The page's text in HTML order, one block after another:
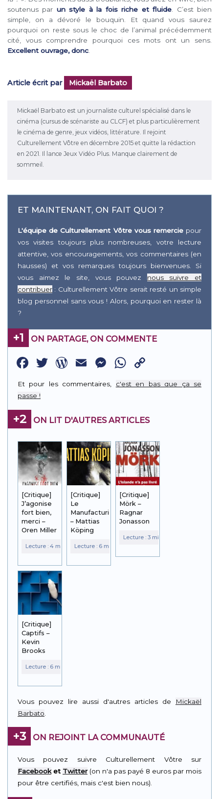
soutenus par un style à la fois riche et fluide . C’est bien
simple, on a dévoré le bouquin. Et quand vous saurez
pourquoi on reste sous le choc de l’animal précédemment
cité, vous comprendre pourquoi ces mots ont un sens.
Excellent ouvrage, donc
Article écrit par Mickaël Barbato
Mickaël Barbato est un journaliste culturel spécialisé dans le
cinéma (cursus de scénariste au CLCF) et plus particulièrement
le cinéma de genre, jeux vidéos, littérature. Il rejoint
Culturellement Vôtre en décembre 2015 et quitte la rédaction
en 2021. Il lance Jeux Vidéo Plus. Manque clairement de
sommeil.
ET MAINTENANT, ON FAIT QUOI ?
L'équipe de Culturellement Vôtre vous remerciepour
vos visites toujours plus nombreuses, votre lecture
attentive, vos encouragements, vos commentaires (en
hausses) et vos remarques toujours bienvenues. Si
vous aimez le site, vous pouvez nous suivre et
contribuer : Culturellement Vôtre serait resté un simple
blog personnel sans vous ! Alors, pourquoi en rester là
?
+1 ON PARTAGE, ON COMMENTE
Facebook
Twitter
WordPress
EmailMessenger
WhatsApp
Link
Et pour les commentaires, c'est en bas que ça se
passe !
+2 ON LIT D'AUTRES ARTICLES
[Critique]
J’agonise
fort bien,
merci –
Oren Miller
[Critique]
Le
Manufacturier
– Mattias
Köping
[Critique]
Mörk –
Ragnar
Jonasson
[Critique]
Captifs –
Kevin
Brooks
Vous pouvez lire aussi d'autres articles de
Mickaël
Barbato
+3 ON REJOINT LA COMMUNAUTÉ
Vous pouvez suivre Culturellement Vôtre sur
Facebooket Twitter(on n'a pas payé 8 euros par mois
pour être certifiés, mais c'est bien nous).